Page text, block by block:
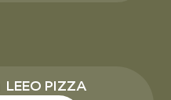
LEEO PIZZA